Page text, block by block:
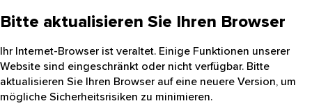
Bitte aktualisieren Sie Ihren Browser
Ihr Internet-Browser ist veraltet. Einige Funktionen unserer
Website sind eingeschränkt oder nicht verfügbar. Bitte
aktualisieren Sie Ihren Browser auf eine neuere Version, um
mögliche Sicherheitsrisiken zu minimieren.